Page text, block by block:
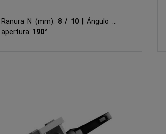
Ranura N (mm): 8 / 10
Ángulo de
apertura: 190°